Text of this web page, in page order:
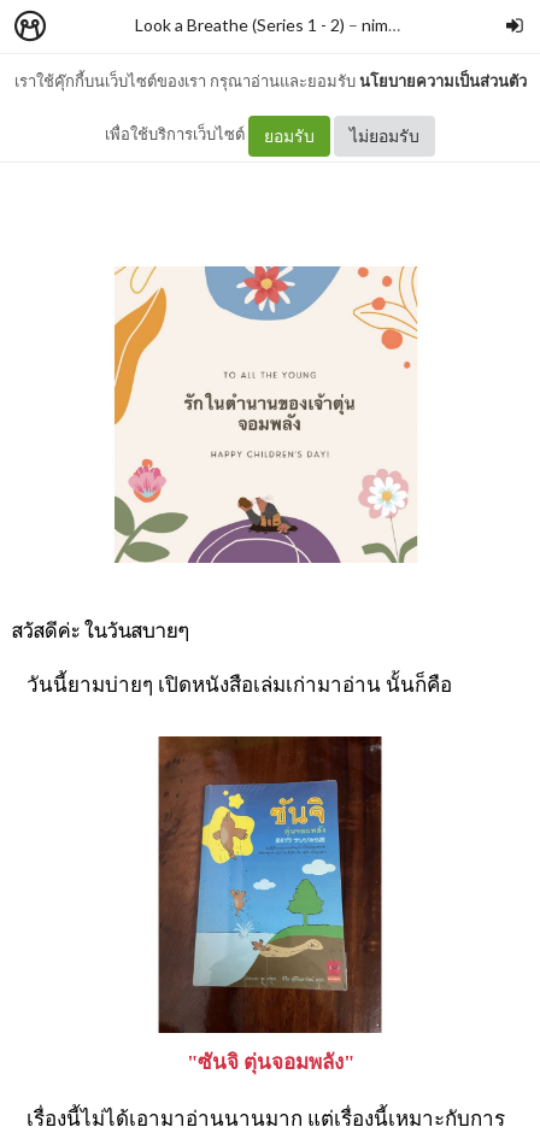
เราใช้คุ๊กกี้บนเว็บไซต์ของเรา กรุณาอ่านและยอมรับนโยบายความเป็นส่วนตัว
เพื่อใช้บริการเว็บไซต์ ยอมรับ ไม่ยอมรับ
Look a Breathe (Series 1 - 2) – nimon
#086 ซันจิ ตุ่นจอม.....
สวัสดีค่ะ ในวันสบายๆ
วันนี้ยามบ่ายๆ เปิดหนังสือเล่มเก่ามาอ่าน นั้นก็คือ
"ซันจิ ตุ่นจอมพลัง"
เรื่องนี้ไม่ได้เอามาอ่านนานมาก แต่เรื่องนี้เหมาะกับการ